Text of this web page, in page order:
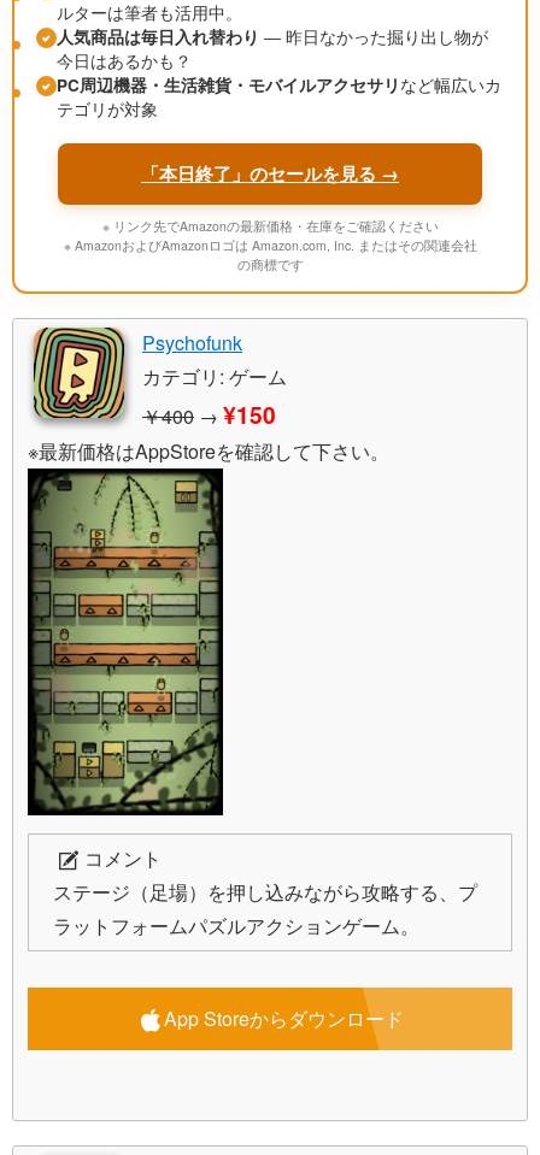
ルターは筆者も活用中。
人気商品は毎日入れ替わり ― 昨日なかった掘り出し物が
今日はあるかも？
PC周辺機器・生活雑貨・モバイルアクセサリ など幅広いカ
テゴリが対象
「本日終了」のセールを見る →
※ リンク先でAmazonの最新価格・在庫をご確認ください
※ AmazonおよびAmazonロゴは Amazon.com, Inc. またはその関連会社
の商標です
Psychofunk
カテゴリ: ゲーム
￥400 → ¥150
※最新価格はAppStoreを確認して下さい。
コメント
ステージ（足場）を押し込みながら攻略する、プ
ラットフォームパズルアクションゲーム。
App Storeからダウンロード